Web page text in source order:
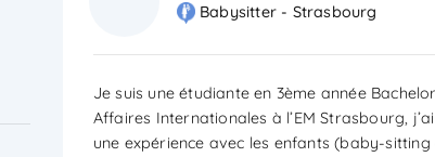
Babysitter - Strasbourg
Je suis une étudiante en 3ème année Bachelor
Affaires Internationales à l’EM Strasbourg,
une expérience avec les enfants (baby-sitting